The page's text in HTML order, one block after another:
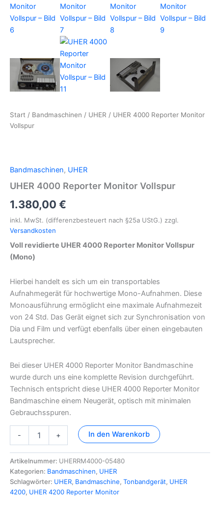
Start / Bandmaschinen / UHER / UHER 4000 Reporter Monitor
Vollspur
Bandmaschinen, UHER
UHER 4000 Reporter Monitor Vollspur
1.380,00 €
inkl. MwSt. (differenzbesteuert nach §25a UStG.) zzgl.
Versandkosten
Voll revidierte UHER 4000 Reporter Monitor Vollspur
(Mono)
Hierbei handelt es sich um ein transportables
Aufnahmegerät für hochwertige Mono-Aufnahmen. Diese
Monoausführung ermöglicht eine maximale Aufnahmezeit
von 24 Std. Das Gerät eignet sich zur Synchronisation von
Dia und Film und verfügt ebenfalls über einen eingebauten
Lautsprecher.
Bei dieser UHER 4000 Reporter Monitor Bandmaschine
wurde durch uns eine komplette Revision durchgeführt.
Technisch entspricht diese UHER 4000 Reporter Monitor
Bandmaschine einem Neugerät, optisch mit minimalen
Gebrauchsspuren.
-
Monitor
Vollspur
Menge
+ In den Warenkorb
Artikelnummer: UHERRM4000-05480
Kategorien: Bandmaschinen, UHER
Schlagwörter: UHER, Bandmaschine, Tonbandgerät, UHER
4200, UHER 4200 Reporter Monitor